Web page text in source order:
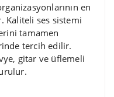
en
Kaliteli ses sistemi
tamamen
tercih edilir.
gitar ve üflemeli